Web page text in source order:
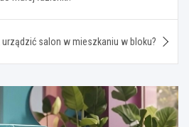
urządzić salon w mieszkaniu w bloku?